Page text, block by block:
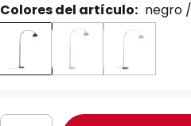
Colores del artículo: negro